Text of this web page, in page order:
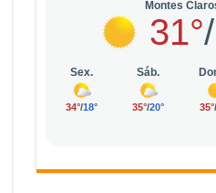
de R$ 10 mil no digital
com solar, eólica e hidrogênio